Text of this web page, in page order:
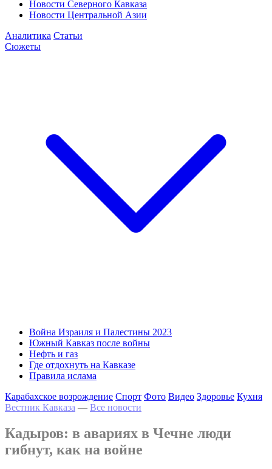
Новости Северного Кавказа
Новости Центральной Азии
Аналитика Статьи
Сюжеты
Война Израиля и Палестины 2023
Южный Кавказ после войны
Нефть и газ
Где отдохнуть на Кавказе
Правила ислама
Карабахское возрождение Спорт Фото Видео Здоровье Кухня
Вестник Кавказа — Все новости
Кадыров: в авариях в Чечне люди
гибнут, как на войне